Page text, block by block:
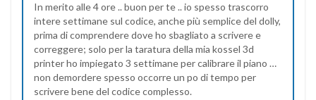
In merito alle 4 ore .. buon per te .. io spesso trascorro
intere settimane sul codice, anche più semplice del dolly,
prima di comprendere dove ho sbagliato a scrivere e
correggere; solo per la taratura della mia kossel 3d
printer ho impiegato 3 settimane per calibrare il piano …
non demordere spesso occorre un po di tempo per
scrivere bene del codice complesso.